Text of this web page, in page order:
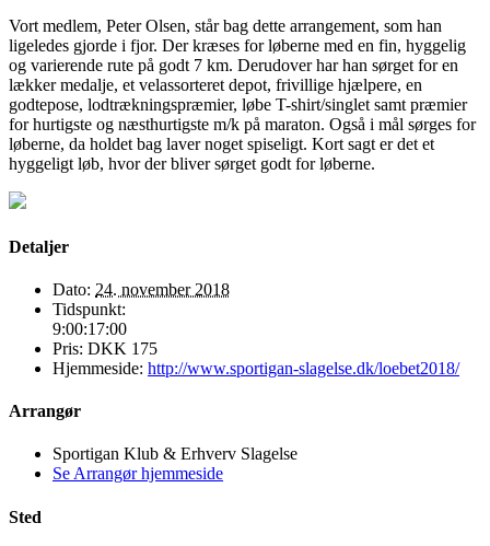
Vort medlem, Peter Olsen, står bag dette arrangement, som han
ligeledes gjorde i fjor. Der kræses for løberne med en fin, hyggelig
og varierende rute på godt 7 km. Derudover har han sørget for en
lækker medalje, et velassorteret depot, frivillige hjælpere, en
godtepose, lodtrækningspræmier, løbe T-shirt/singlet samt præmier
for hurtigste og næsthurtigste m/k på maraton. Også i mål sørges for
løberne, da holdet bag laver noget spiseligt. Kort sagt er det et
hyggeligt løb, hvor der bliver sørget godt for løberne.
Detaljer
Dato: 24. november 2018
Tidspunkt:
9:00:17:00
Pris: DKK 175
Hjemmeside: http://www.sportigan-slagelse.dk/loebet2018/
Arrangør
Sportigan Klub & Erhverv Slagelse
Se Arrangør hjemmeside
Sted